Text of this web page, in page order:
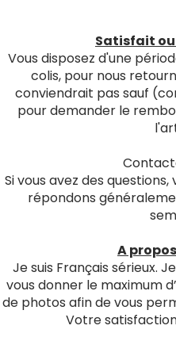
Satisfait ou
Vous disposez d'une
colis, pour nous
conviendrait pas sauf
pour demander le
Si vous avez des
répondons
A
Je suis Français sérieux.
vous donner le maximum
de photos afin de vous
Votre